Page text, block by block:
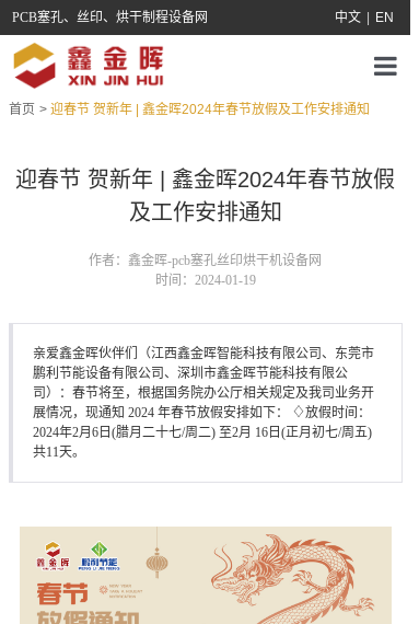
中文 EN
PCB塞孔、丝印、烘干制程设备网
首页
关于我们
新闻中心
联系鑫金晖
首页 > 迎春节 贺新年 | 鑫金晖2024年春节放假及工作安排通知
迎春节 贺新年 | 鑫金晖2024年春节放假
及工作安排通知
作者：鑫金晖-pcb塞孔丝印烘干机设备网
时间：2024-01-19
亲爱鑫金晖伙伴们（江西鑫金晖智能科技有限公司、东莞市
鹏利节能设备有限公司、深圳市鑫金晖节能科技有限公
司）：春节将至，根据国务院办公厅相关规定及我司业务开
展情况，现通知 2024 年春节放假安排如下： ♢放假时间：
2024年2月6日(腊月二十七/周二) 至2月 16日(正月初七/周五)
共11天。